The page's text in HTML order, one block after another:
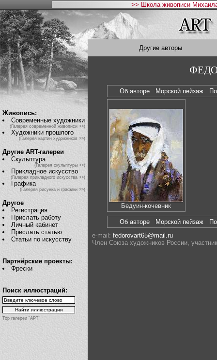
>> Школа живописи
Живопись:
Современные художники
(Галерея современной живописи >>)
Художники прошлого
(Галерея картин художников >>)
Другие ART-галереи
Скульптура
(Галерея скульптуры >>)
Прикладное искусство
(Галерея прикладного искусства >>)
Графика
(Галерея рисунка и графики >>)
Другое
Регистрация
Прислать работу
Личный кабинет
Прислать статью
Статьи по искусству
Партнёрские проекты:
Фрески
Поиск иллюстраций:
Top галереи "АРТ"
Другие авторы
Об авторе Морской пейзаж
Бедуин-кочевник
Об авторе Морской пейзаж
e-mail: fedorovart65@mail.ru
Член Союза художников России,